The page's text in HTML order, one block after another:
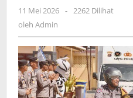
Kemala
SDN
011
dan
SDN
015
11 Mei 2026 oleh
- 2262 Dilihat
oleh Admin